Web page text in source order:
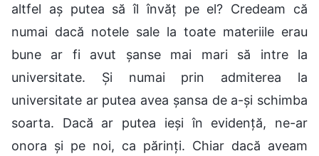
altfel aș putea să îl învăț pe el? Credeam că
numai dacă notele sale la toate materiile erau
bune ar fi avut șanse mai mari să intre la
universitate. Și numai prin admiterea la
universitate ar putea avea șansa de a-și schimba
soarta. Dacă ar putea ieși în evidență, ne-ar
onora și pe noi, ca părinți. Chiar dacă aveam